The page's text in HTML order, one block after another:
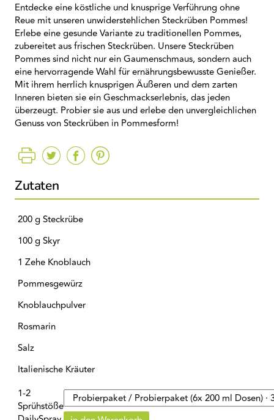
Entdecke eine köstliche und knusprige Verführung ohne
Reue mit unseren unwiderstehlichen Steckrüben Pommes!
Erlebe eine gesunde Variante zu traditionellen Pommes,
zubereitet aus frischen Steckrüben. Unsere Steckrüben
Pommes sind nicht nur ein Gaumenschmaus, sondern auch
eine hervorragende Wahl für ernährungsbewusste Genießer.
Mit ihrem herrlich knusprigen Äußeren und dem zarten
Inneren bieten sie ein Geschmackserlebnis, das jeden
überzeugt. Probier sie aus und erlebe den unvergleichlichen
Genuss von Steckrüben in Pommesform!
Zutaten
200 g Steckrübe
100 g Skyr
1 Zehe Knoblauch
Pommesgewürz
Knoblauchpulver
Rosmarin
Salz
Italienische Kräuter
1-2
Sprühstöße